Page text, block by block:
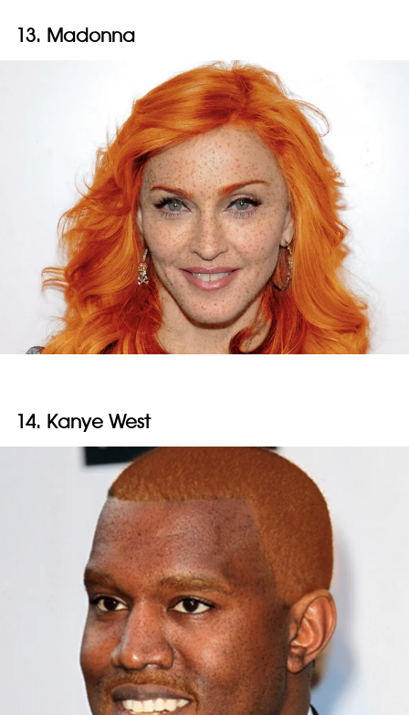
13. Madonna
14. Kanye West